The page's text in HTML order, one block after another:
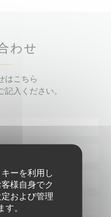
ーを利用し
様自身でク
および管理
。
わせ
はこちら
入ください。